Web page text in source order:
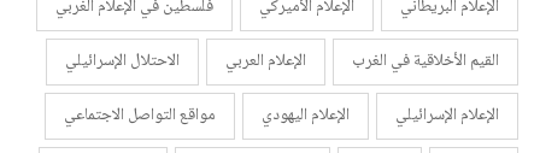
الإعلام البريطاني
الإعلام الأميركي
فلسطين في الإعلام الغربي
القيم الأخلاقية في الغرب
الإعلام العربي
الاحتلال الإسرائيلي
الإعلام الإسرائيلي
الإعلام اليهودي
مواقع التواصل الاجتماعي